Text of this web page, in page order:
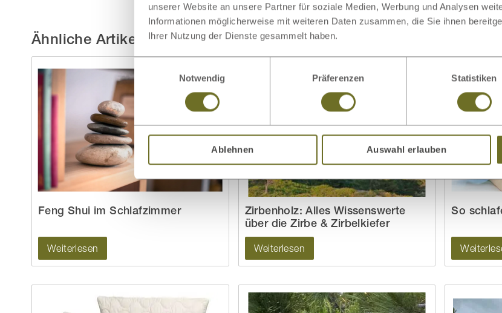
unserer Website an unsere Partner für soziale Medien, Werbung und Analysen
Informationen möglicherweise mit weiteren Daten zusammen, die Sie ihnen
Ihrer Nutzung der Dienste gesammelt haben.
Notwendig
Präferenzen Statistiken
Ablehnen Auswahl erlauben
Ähnliche Artikel:
Feng Shui im Schlafzimmer
Weiterlesen
Zirbenholz: Alles Wissenswerte
über die Zirbe & Zirbelkiefer
Weiterlesen
So